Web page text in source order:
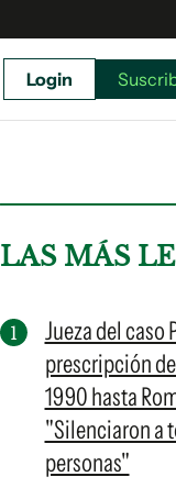
Suscribite x US$ 3,45
Login
LAS MÁS
Jueza del caso
prescripción
1990 hasta
"Silenciaron a
personas"